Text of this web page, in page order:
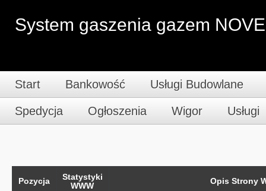
System gaszenia gazem
Start Bankowość Usługi Budowlane
Spedycja Ogłoszenia Wigor Usługi
Pozycja
Statystyki
WWW
Opis Strony